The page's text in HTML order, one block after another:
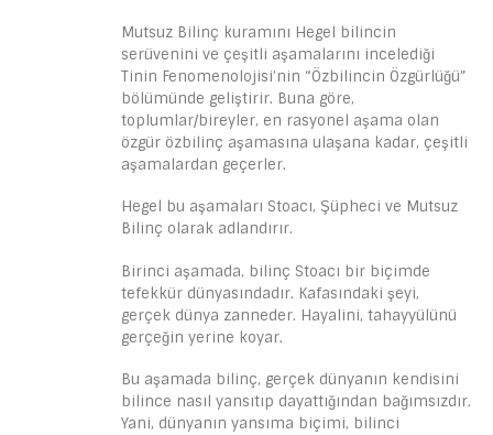
Mutsuz Bilinç kuramını Hegel bilincin
serüvenini ve çeşitli aşamalarını incelediği
Tinin Fenomenolojisi’nin “Özbilincin Özgürlüğü”
bölümünde geliştirir. Buna göre,
toplumlar/bireyler, en rasyonel aşama olan
özgür özbilinç aşamasına ulaşana kadar, çeşitli
aşamalardan geçerler.
Hegel bu aşamaları Stoacı, Şüpheci ve Mutsuz
Bilinç olarak adlandırır.
Birinci aşamada, bilinç Stoacı bir biçimde
tefekkür dünyasındadır. Kafasındaki şeyi,
gerçek dünya zanneder. Hayalini, tahayyülünü
gerçeğin yerine koyar.
Bu aşamada bilinç, gerçek dünyanın kendisini
bilince nasıl yansıtıp dayattığından bağımsızdır.
Yani, dünyanın yansıma biçimi, bilinci